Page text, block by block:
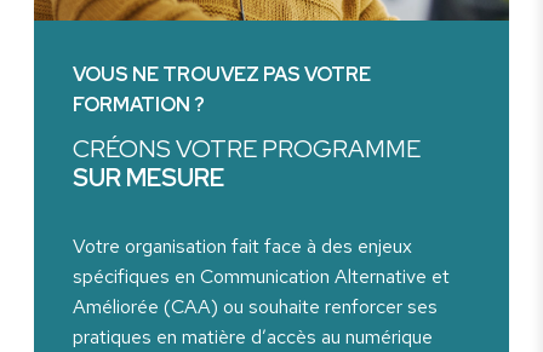
VOUS NE TROUVEZ PAS VOTRE
FORMATION ?
CRÉONS VOTRE PROGRAMME
SUR MESURE
Votre organisation fait face à des enjeux
spécifiques en Communication Alternative et
Améliorée (CAA) ou souhaite renforcer ses
pratiques en matière d’accès au numérique